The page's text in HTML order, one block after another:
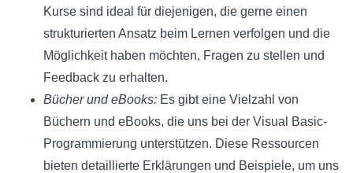
Kurse sind ideal für diejenigen, die gerne einen
strukturierten Ansatz beim Lernen verfolgen und die
Möglichkeit haben möchten, Fragen zu stellen und
Feedback zu erhalten.
Bücher und eBooks: Es gibt eine Vielzahl von
Büchern und eBooks, die uns bei der Visual Basic-
Programmierung unterstützen. Diese Ressourcen
bieten detaillierte Erklärungen und Beispiele, um uns